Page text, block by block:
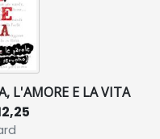
L'AMORE E LA VITA